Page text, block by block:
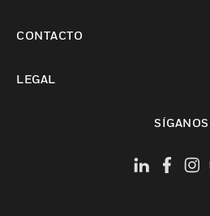
CONTACTO
LEGAL
SÍGANOS